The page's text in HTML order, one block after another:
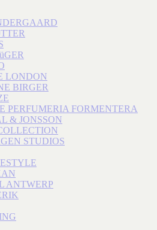
LONDON
BIRGER
PERFUMERIA FORMENTERA
& JONSSON
STUDIOS
ANTWERP